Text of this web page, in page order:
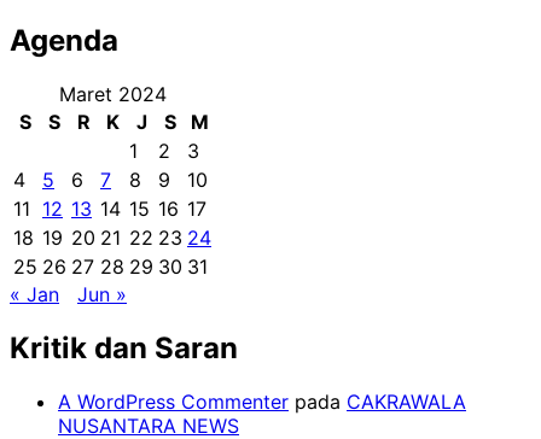
Agenda
Maret 2024
S
S R K J S
M
1
2
3
4
5 6 7 8 9
10
11 12 13 14 15 16 17
18 19 20 21 22 23 24
25 26 27 28 29 30 31
« Jan
Jun »
Kritik dan Saran
A WordPress Commenter pada CAKRAWALA
NUSANTARA NEWS